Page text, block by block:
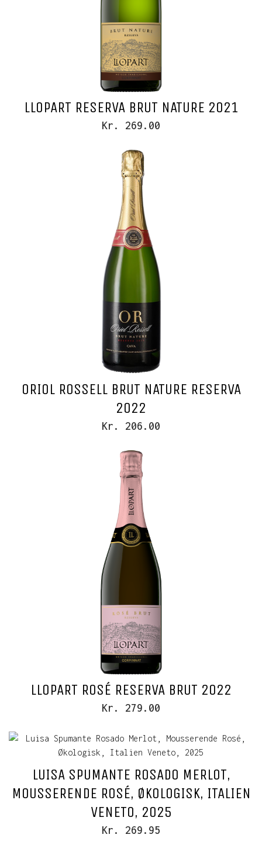
LLOPART RESERVA BRUT NATURE 2021
Kr. 269.00
ORIOL ROSSELL BRUT NATURE RESERVA
2022
Kr. 206.00
LLOPART ROSÉ RESERVA BRUT 2022
Kr. 279.00
LUISA SPUMANTE ROSADO MERLOT,
MOUSSERENDE ROSÉ, ØKOLOGISK, ITALIEN
VENETO, 2025
Kr. 269.95